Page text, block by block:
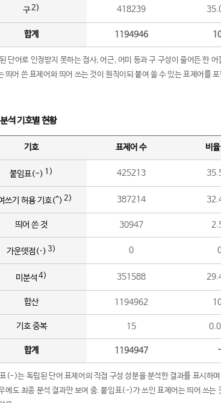
구2) 418239
합계 1194946
단어로 인정받지 못하는 접사, 어근, 어미 등과 구 구성이 줄어든 한 어
띄어 쓴 표제어와 띄어 쓰는 것이 원칙이되 붙여 쓸 수 있는 표제어를
석 기호별 현황
기호 표제어 수 비
붙임표(-) 1) 425213
쓰기 허용 기호(^) 2) 387214
띄어 쓴 것 30947
가운뎃점(·) 3) 0
미분석 4) 351588
합산 1194962
기호 중복 15
합계 1194947
(-)는 독립된 단어 표제어의 직접 구성 성분을 분석한 결과를 표시하
에도 최종 분석 결과만 보여 줌. 붙임표(-)가 쓰인 표제어는 띄어 쓰